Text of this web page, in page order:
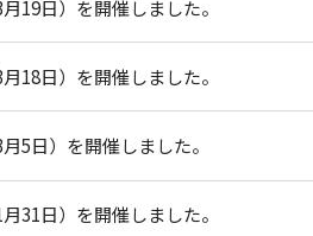
19日）を開催しました。
18日）を開催しました。
5日）を開催しました。
31日）を開催しました。